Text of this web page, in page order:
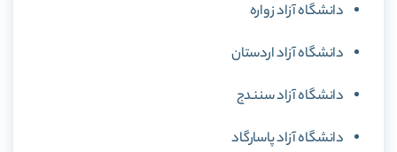
دانشگاه آزاد زواره
دانشگاه آزاد اردستان
دانشگاه آزاد سنندج
دانشگاه آزاد پاسارگاد